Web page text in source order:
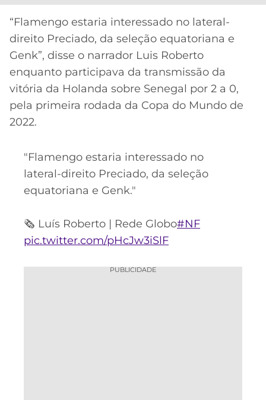
ATLÉTICO
MG
CRUZEIRO
“Flamengo estaria interessado no lateral-
direito Preciado, da seleção equatoriana e
Genk”, disse o narrador Luis Roberto
enquanto participava da transmissão da
vitória da Holanda sobre Senegal por 2 a 0,
pela primeira rodada da Copa do Mundo de
2022.
"Flamengo estaria interessado no
lateral-direito Preciado, da seleção
equatoriana e Genk."
🗞️ Luís Roberto | Rede Globo#NF
pic.twitter.com/pHcJw3iSlF
PUBLICIDADE